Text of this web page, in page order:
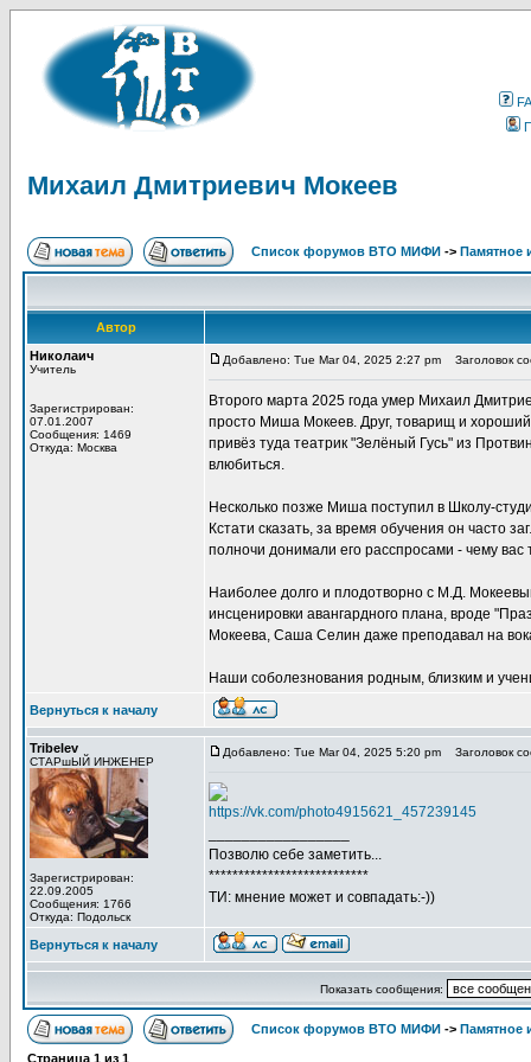
Михаил Дмитриевич Мокеев
Список форумов ВТО МИФИ -> Памятное
Автор
Николаич
Учитель
Зарегистрирован:
07.01.2007
Сообщения: 1469
Откуда: Москва
Добавлено: Tue Mar 04, 2025 2:27 pm Заголовок
Второго марта 2025 года умер Михаил
просто Миша Мокеев. Друг, товарищ и
привёз туда театрик "Зелёный Гусь" из
влюбиться.
Несколько позже Миша поступил в Школу-
Кстати сказать, за время обучения он часто
полночи донимали его расспросами - чему вас
Наиболее долго и плодотворно с М.Д.
инсценировки авангардного плана, вроде
Мокеева, Саша Селин даже преподавал на
Наши соболезнования родным, близким и
Вернуться к началу
Tribelev
СТАРшЫЙ ИНЖЕНЕР
Зарегистрирован:
22.09.2005
Сообщения: 1766
Откуда: Подольск
Добавлено: Tue Mar 04, 2025 5:20 pm Заголовок
https://vk.com/photo4915621_457239145
Позволю себе заметить...
***************************
ТИ: мнение может и совпадать:-))
Вернуться к началу
Показать сообщения:
Список форумов ВТО МИФИ -> Памятное
Страница 1 из 1